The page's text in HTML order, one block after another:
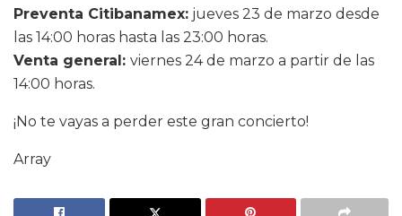
Preventa Citibanamex: jueves 23 de marzo desde
las 14:00 horas hasta las 23:00 horas.
Venta general: viernes 24 de marzo a partir de las
14:00 horas.
¡No te vayas a perder este gran concierto!
Array